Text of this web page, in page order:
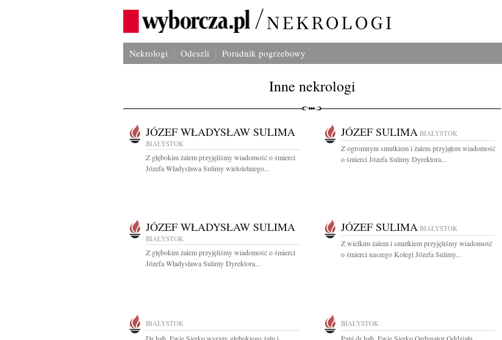
Nekrologi Odeszli Poradnik pogrzebowy
Inne nekrologi
JÓZEF WŁADYSŁAW SULIMA
BIAŁYSTOK
Z głębokim żalem przyjęliśmy wiadomość o śmierci
Józefa Władysława Sulimy wieloletniego...
JÓZEF SULIMA BIAŁYSTOK
Z ogromnym smutkiem i żalem przyjąłem wiadomość
o śmierci Józefa Sulimy Dyrektora...
JÓZEF WŁADYSŁAW SULIMA
BIAŁYSTOK
Z głębokim żalem przyjęliśmy wiadomość o śmierci
Józefa Władysława Sulimy Dyrektora...
JÓZEF SULIMA BIAŁYSTOK
Z wielkim żalem i smutkiem przyjęliśmy wiadomość
o śmierci naszego Kolegi Józefa Sulimy...
BIAŁYSTOK BIAŁYSTOK